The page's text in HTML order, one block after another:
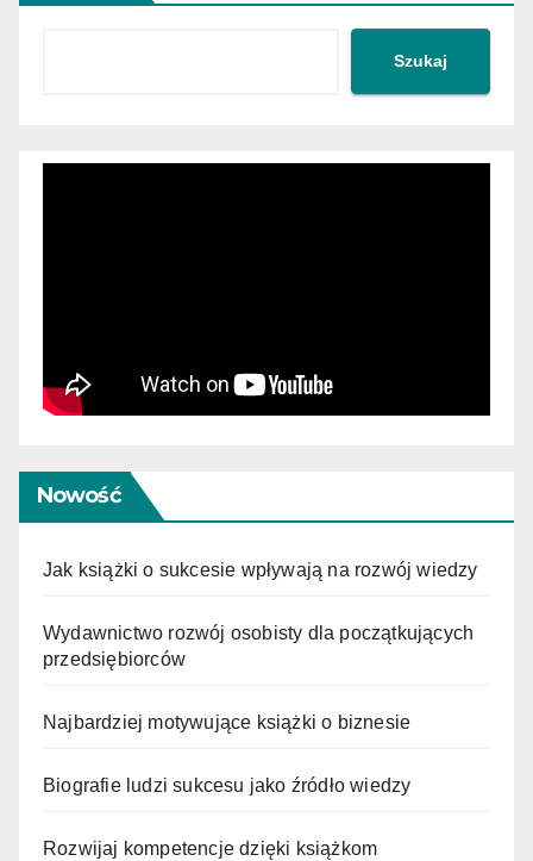
Szukaj
Nowość
Jak książki o sukcesie wpływają na rozwój wiedzy
Wydawnictwo rozwój osobisty dla początkujących
przedsiębiorców
Najbardziej motywujące książki o biznesie
Biografie ludzi sukcesu jako źródło wiedzy
Rozwijaj kompetencje dzięki książkom